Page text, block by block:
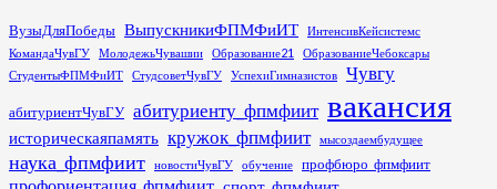
Перейти
к
содержимому
ВузыДляПобеды ВыпускникиФПМФиИТ
ИнтенсивКейсистемс
КомандаЧувГУ
МолодежьЧувашии Образование21
ОбразованиеЧебоксары
СтудентыФПМФиИТ
СтудсоветЧувГУ УспехиГимназистов Чувгу
абитуриентЧувГУ абитуриенту_фпмфиит вакансия
историческаяпамять кружок_фпмфиит мысоздаембудущее
наука_фпмфиит новостиЧувГУ обучение профбюро_фпмфиит